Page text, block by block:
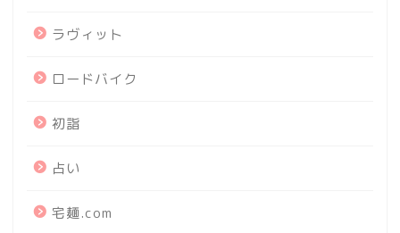
ラヴィット
ロードバイク
初詣
占い
宅麺.com